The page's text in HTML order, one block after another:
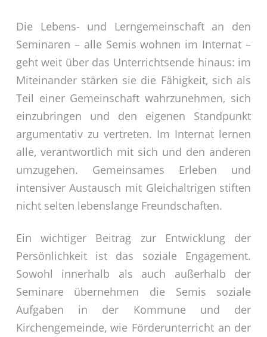
Die Lebens- und Lerngemeinschaft an den
Seminaren – alle Semis wohnen im Internat –
geht weit über das Unterrichtsende hinaus: im
Miteinander stärken sie die Fähigkeit, sich als
Teil einer Gemeinschaft wahrzunehmen, sich
einzubringen und den eigenen Standpunkt
argumentativ zu vertreten. Im Internat lernen
alle, verantwortlich mit sich und den anderen
umzugehen. Gemeinsames Erleben und
intensiver Austausch mit Gleichaltrigen stiften
nicht selten lebenslange Freundschaften.
Ein wichtiger Beitrag zur Entwicklung der
Persönlichkeit ist das soziale Engagement.
Sowohl innerhalb als auch außerhalb der
Seminare übernehmen die Semis soziale
Aufgaben in der Kommune und der
Kirchengemeinde, wie Förderunterricht an der